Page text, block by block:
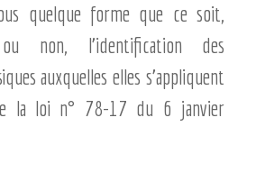
quelque forme que ce soit,
non, l’identification des
auxquelles elles s’appliquent
la loi n° 78-17 du 6 janvier